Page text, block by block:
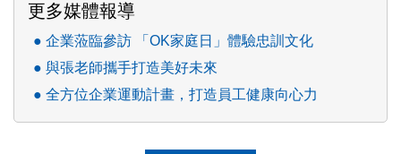
更多媒體報導
企業蒞臨參訪 「OK家庭日」體驗忠訓文化
與張老師攜手打造美好未來
全方位企業運動計畫，打造員工健康向心力